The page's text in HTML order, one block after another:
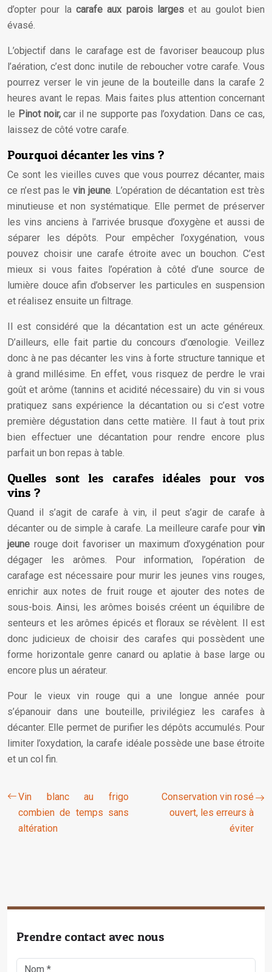
d’opter pour la carafe aux parois largeset au goulot bien
évasé.
L’objectif dans le carafage est de favoriser beaucoup plus
l’aération, c’est donc inutile de reboucher votre carafe. Vous
pourrez verser le vin jeune de la bouteille dans la carafe 2
heures avant le repas. Mais faites plus attention concernant
le Pinot noir,car il ne supporte pas l’oxydation. Dans ce cas,
laissez de côté votre carafe.
Pourquoi décanter les vins ?
Ce sont les vieilles cuves que vous pourrez décanter, mais
ce n’est pas levin jeune. L’opération de décantation est très
minutieuse et non systématique. Elle permet de préserver
les vins anciens à l’arrivée brusque d’oxygène et aussi de
séparer les dépôts. Pour empêcher l’oxygénation, vous
pouvez choisir une carafe étroite avec un bouchon. C’est
mieux si vous faites l’opération à côté d’une source de
lumière douce afin d’observer les particules en suspension
et réalisez ensuite un filtrage.
Il est considéré que la décantation est un acte généreux.
D’ailleurs, elle fait partie du concours d’œnologie. Veillez
donc à ne pas décanter les vins à forte structure tannique et
à grand millésime. En effet, vous risquez de perdre le vrai
goût et arôme (tannins et acidité nécessaire) du vin si vous
pratiquez sans expérience la décantation ou si c’est votre
première dégustation dans cette matière. Il faut à tout prix
bien effectuer une décantation pour rendre encore plus
parfait un bon repas à table.
Quelles sont les carafes idéales pour vos
vins ?
Quand il s’agit de carafe à vin, il peut s’agir de carafe à
décanter ou de simple à carafe. La meilleure carafe pour vin
jeune rouge doit favoriser un maximum d’oxygénation pour
dégager les arômes. Pour information, l’opération de
carafage est nécessaire pour murir les jeunes vins rouges,
enrichir aux notes de fruit rouge et ajouter des notes de
sous-bois. Ainsi, les arômes boisés créent un équilibre de
senteurs et les arômes épicés et floraux se révèlent. Il est
donc judicieux de choisir des carafes qui possèdent une
forme horizontale genre canard ou aplatie à base large ou
encore plus un aérateur.
Pour le vieux vin rouge qui a une longue année pour
s’épanouir dans une bouteille, privilégiez les carafes à
décanter. Elle permet de purifier les dépôts accumulés. Pour
limiter l’oxydation, la carafe idéale possède une base étroite
et un col fin.
Vin blanc au frigo
combien de temps sans
altération
Conservation vin rosé
ouvert, les erreurs à
éviter
Prendre contact avec nous